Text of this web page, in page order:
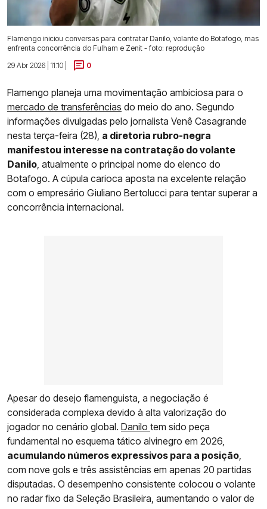
Flamengo iniciou conversas para contratar Danilo, volante do Botafogo, mas
enfrenta concorrência do Fulham e Zenit - foto: reprodução
29 Abr 2026 | 11:10 |
0
Flamengo planeja uma movimentação ambiciosa para o
mercado de transferências do meio do ano. Segundo
informações divulgadas pelo jornalista Venê Casagrande
nesta terça-feira (28), a diretoria rubro-negra
manifestou interesse na contratação do volante
Danilo, atualmente o principal nome do elenco do
Botafogo. A cúpula carioca aposta na excelente relação
com o empresário Giuliano Bertolucci para tentar superar a
concorrência internacional.
Apesar do desejo flamenguista, a negociação é
considerada complexa devido à alta valorização do
jogador no cenário global. Danilo tem sido peça
fundamental no esquema tático alvinegro em 2026,
acumulando números expressivos para a posição,
com nove gols e três assistências em apenas 20 partidas
disputadas. O desempenho consistente colocou o volante
no radar fixo da Seleção Brasileira, aumentando o valor de